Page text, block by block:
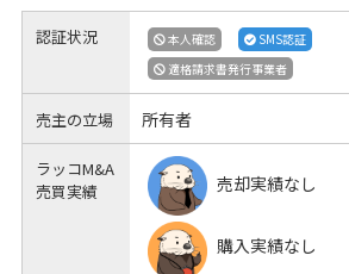
認証状況 本人確認
SMS認証
適格請求書発行事業者
売主の立場 所有者
ラッコM&A
売買実績
売却実績なし
購入実績なし